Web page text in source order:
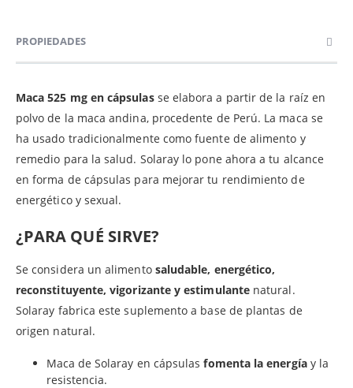
PROPIEDADES
Maca 525 mg en cápsulasse elabora a partir de la raíz en
polvo de la maca andina, procedente de Perú. La maca se
ha usado tradicionalmente como fuente de alimento y
remedio para la salud. Solaray lo pone ahora a tu alcance
en forma de cápsulas para mejorar tu rendimiento de
energético y sexual.
¿PARA QUÉ SIRVE?
Se considera un alimento saludable, energético,
reconstituyente, vigorizante y estimulantenatural.
Solaray fabrica este suplemento a base de plantas de
origen natural.
Maca de Solaray en cápsulasfomenta la energíay la
resistencia.